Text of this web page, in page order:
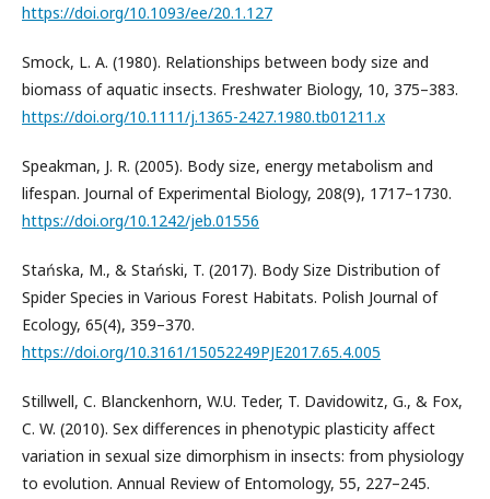
https://doi.org/10.1093/ee/20.1.127
Smock, L. A. (1980). Relationships between body size and
biomass of aquatic insects. Freshwater Biology, 10, 375–383.
https://doi.org/10.1111/j.1365-2427.1980.tb01211.x
Speakman, J. R. (2005). Body size, energy metabolism and
lifespan. Journal of Experimental Biology, 208(9), 1717–1730.
https://doi.org/10.1242/jeb.01556
Stańska, M., & Stański, T. (2017). Body Size Distribution of
Spider Species in Various Forest Habitats. Polish Journal of
Ecology, 65(4), 359–370.
https://doi.org/10.3161/15052249PJE2017.65.4.005
Stillwell, C. Blanckenhorn, W.U. Teder, T. Davidowitz, G., & Fox,
C. W. (2010). Sex differences in phenotypic plasticity affect
variation in sexual size dimorphism in insects: from physiology
to evolution. Annual Review of Entomology, 55, 227–245.